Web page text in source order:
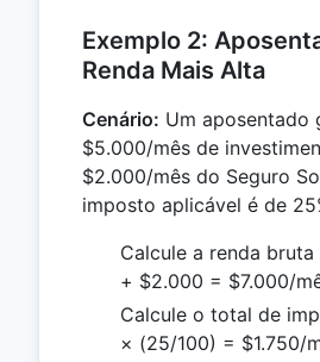
Exemplo 2:
Renda Mais Alta
Cenário: Um aposentado
$5.000/mês de
$2.000/mês do Seguro
imposto aplicável é de
Calcule a renda
+ $2.000 = $7.000/
Calcule o total de
× (25/100) = $1.750/